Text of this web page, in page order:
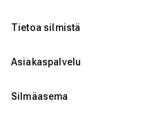
Tietoa silmistä
Asiakaspalvelu
Silmäasema